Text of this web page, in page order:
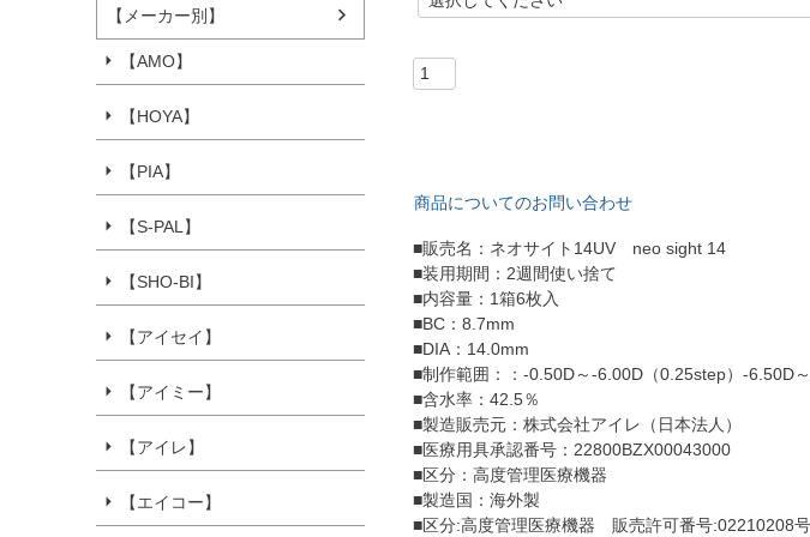
【メーカー別】
【AMO】
【HOYA】
【PIA】
【S-PAL】
【SHO-BI】
【アイセイ】
【アイミー】
【アイレ】
【エイコー】
必
商品についてのお問い合わせ
■販売名：ネオサイト14UV neo sight 14
■装用期間：2週間使い捨て
■内容量：1箱6枚入
■BC：8.7mm
■DIA：14.0mm
■制作範囲：：-0.50D～-6.00D（0.25step）-6.50D
■含水率：42.5％
■製造販売元：株式会社アイレ（日本法人）
■医療用具承認番号：22800BZX00043000
■区分：高度管理医療機器
■製造国：海外製
■区分:高度管理医療機器 販売許可番号:02210208号